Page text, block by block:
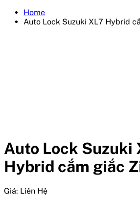
Home
Auto Lock Suzuki XL7 Hybrid
Auto Lock Suzuki
Hybrid cắm giắc
Giá: Liên Hệ